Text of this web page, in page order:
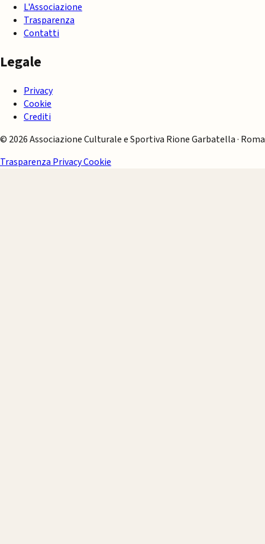
L'Associazione
Trasparenza
Contatti
Legale
Privacy
Cookie
Crediti
© 2026 Associazione Culturale e Sportiva Rione Garbatella · Roma
Trasparenza PrivacyCookie